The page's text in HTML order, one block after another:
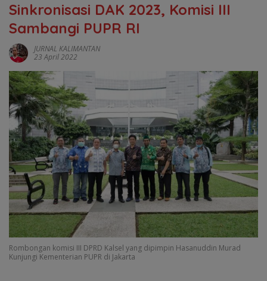
Sinkronisasi DAK 2023, Komisi III
Sambangi PUPR RI
JURNAL KALIMANTAN
23 April 2022
Rombongan komisi III DPRD Kalsel yang dipimpin Hasanuddin Murad
Kunjungi Kementerian PUPR di Jakarta